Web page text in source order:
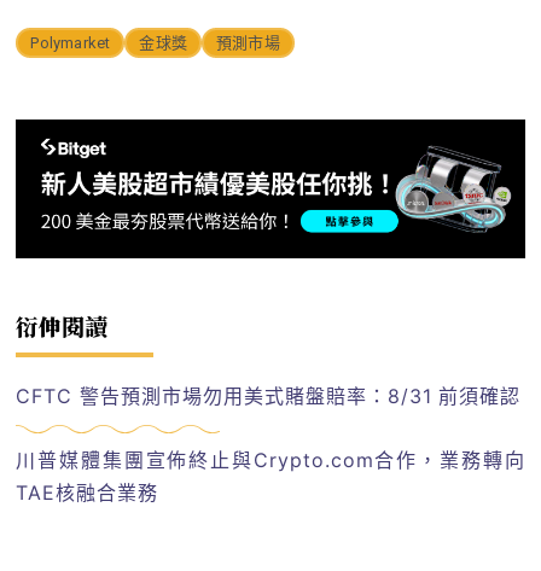
Polymarket 金球獎 預測市場
衍伸閱讀
CFTC 警告預測市場勿用美式賭盤賠率：8/31 前須確認
川普媒體集團宣佈終止與Crypto.com合作，業務轉向
TAE核融合業務